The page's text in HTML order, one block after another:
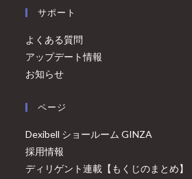
サポート
よくある質問
アップデート情報
お知らせ
ページ
Dexibell ショールーム GINZA
採用情報
ディリゲント連載【もくじのまとめ】